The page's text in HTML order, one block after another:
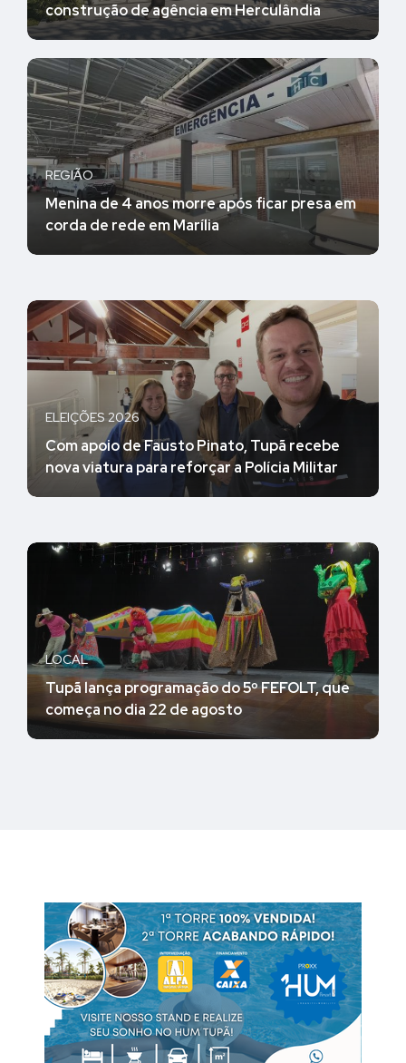
construção de agência em Herculândia
REGIÃO
Menina de 4 anos morre após ficar presa em
corda de rede em Marília
ELEIÇÕES 2026
Com apoio de Fausto Pinato, Tupã recebe
nova viatura para reforçar a Polícia Militar
LOCAL
Tupã lança programação do 5º FEFOLT, que
começa no dia 22 de agosto